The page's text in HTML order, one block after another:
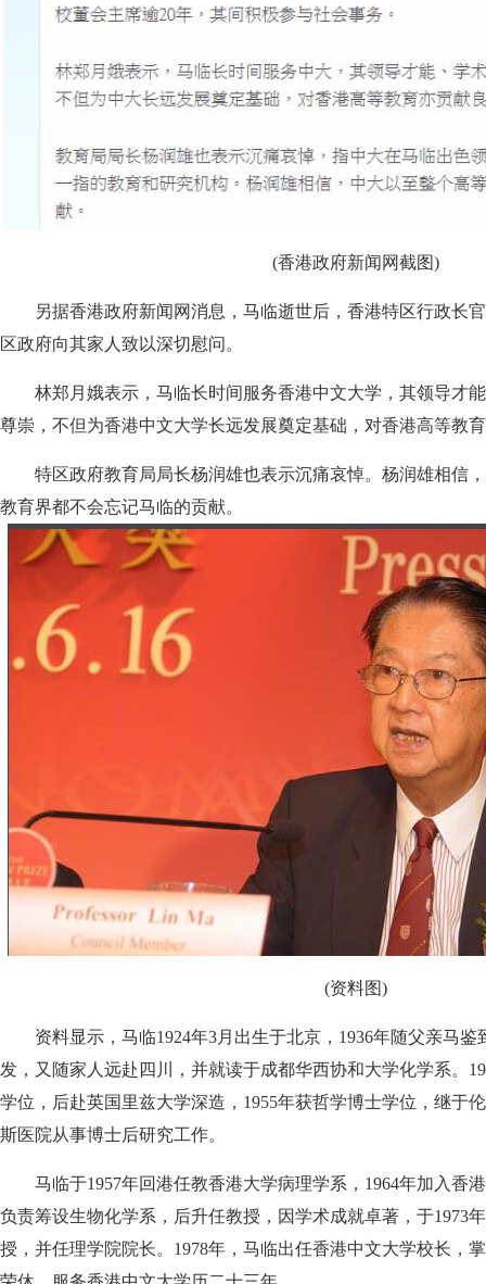
(香港政府新闻网截图)
另据香港政府新闻网消息，马临逝世后，香港特区行政长官
区政府向其家人致以深切慰问。
林郑月娥表示，马临长时间服务香港中文大学，其领导才能
尊崇，不但为香港中文大学长远发展奠定基础，对香港高等教
特区政府教育局局长杨润雄也表示沉痛哀悼。杨润雄相信，
教育界都不会忘记马临的贡献。
(资料图)
资料显示，马临1924年3月出生于北京，1936年随父亲马鉴
发，又随家人远赴四川，并就读于成都华西协和大学化学系。
学位，后赴英国里兹大学深造，1955年获哲学博士学位，继于
斯医院从事博士后研究工作。
马临于1957年回港任教香港大学病理学系，1964年加入香
负责筹设生物化学系，后升任教授，因学术成就卓著，于1973
授，并任理学院院长。1978年，马临出任香港中文大学校长，